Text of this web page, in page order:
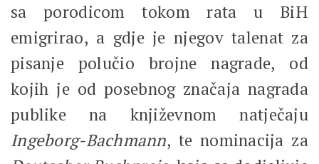
sa porodicom tokom rata u BiH
emigrirao, a gdje je njegov talenat za
pisanje polučio brojne nagrade, od
kojih je od posebnog značaja nagrada
publike na književnom natječaju
Ingeborg-Bachmann, te nominacija za